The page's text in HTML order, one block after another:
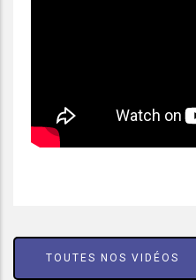
TOUTES NOS VIDÉOS